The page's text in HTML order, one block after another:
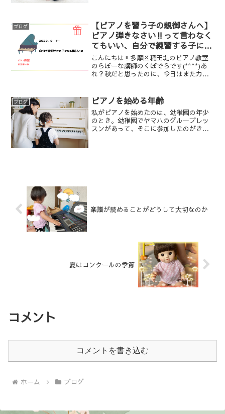
ブログ
【ピアノを習う子の親御さんへ】
ピアノ弾きなさい‼って言わなく
てもいい、自分で練習する子にな
る秘訣
こんにちは‼多摩区稲田堤のピアノ教室
のらぼーな講師のくぼでらです(*^^*)あ
れ？秋だと思ったのに、今日はまたカン
ピクニックしたいのに、まだ先になりそ
う・・・ｶ...
ブログ ピアノを始める年齢
私がピアノを始めたのは、幼稚園の年少
のとき。幼稚園でヤマハのグループレッ
スンがあって、そこに参加したのがきっ
楽譜が読めることがどうして大切なのか
夏はコンクールの季節
コメント
コメントを書き込む
ホーム ブログ